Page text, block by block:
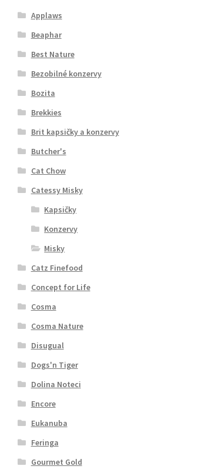
Applaws
Beaphar
Best Nature
Bezobilné konzervy
Bozita
Brekkies
Brit kapsičky a konzervy
Butcher's
Cat Chow
Catessy Misky
Kapsičky
Konzervy
Misky
Catz Finefood
Concept for Life
Cosma
Cosma Nature
Disugual
Dogs'n Tiger
Dolina Noteci
Encore
Eukanuba
Feringa
Gourmet Gold